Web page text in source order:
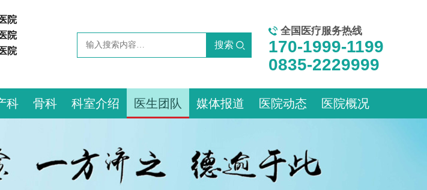
院
院
院
全国医疗服务热线
170-1999-1199
0835-2229999
科 骨科 科室介绍 医生团队 媒体报道 医院动态 医院概况